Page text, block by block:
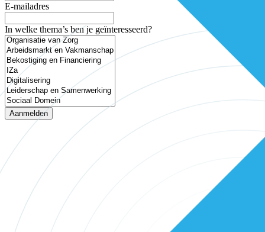
E-mailadres
In welke thema’s ben je geïnteresseerd?
Aanmelden